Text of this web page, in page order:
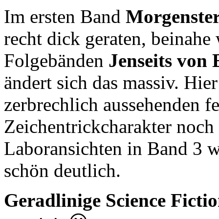
Im ersten Band
recht dick geraten,
Folgebänden Jenseits von
ändert sich das massiv.
zerbrechlich aussehenden
Zeichentrickcharakter
Laboransichten in Band 3
schön deutlich.
Geradlinige Science